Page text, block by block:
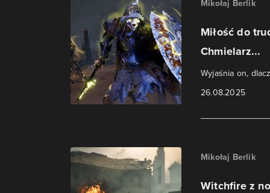
Mikołaj Berlik
Miłość do
Chmielarz...
Wyjaśnia on,
26.08.2025
Mikołaj Berlik
Witchfire z